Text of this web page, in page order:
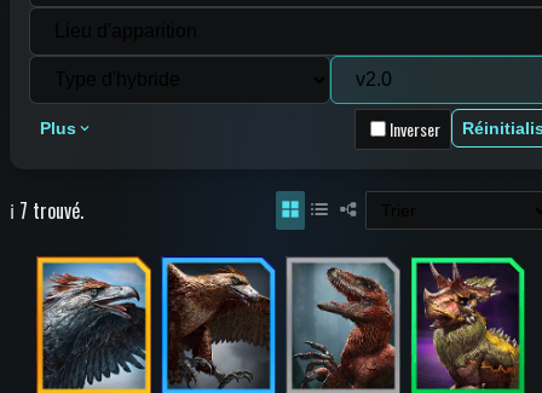
Plus Inverser
ℹ️ 7 trouvé.